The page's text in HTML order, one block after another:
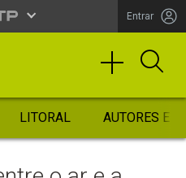
Entrar
LITORAL AUTORES